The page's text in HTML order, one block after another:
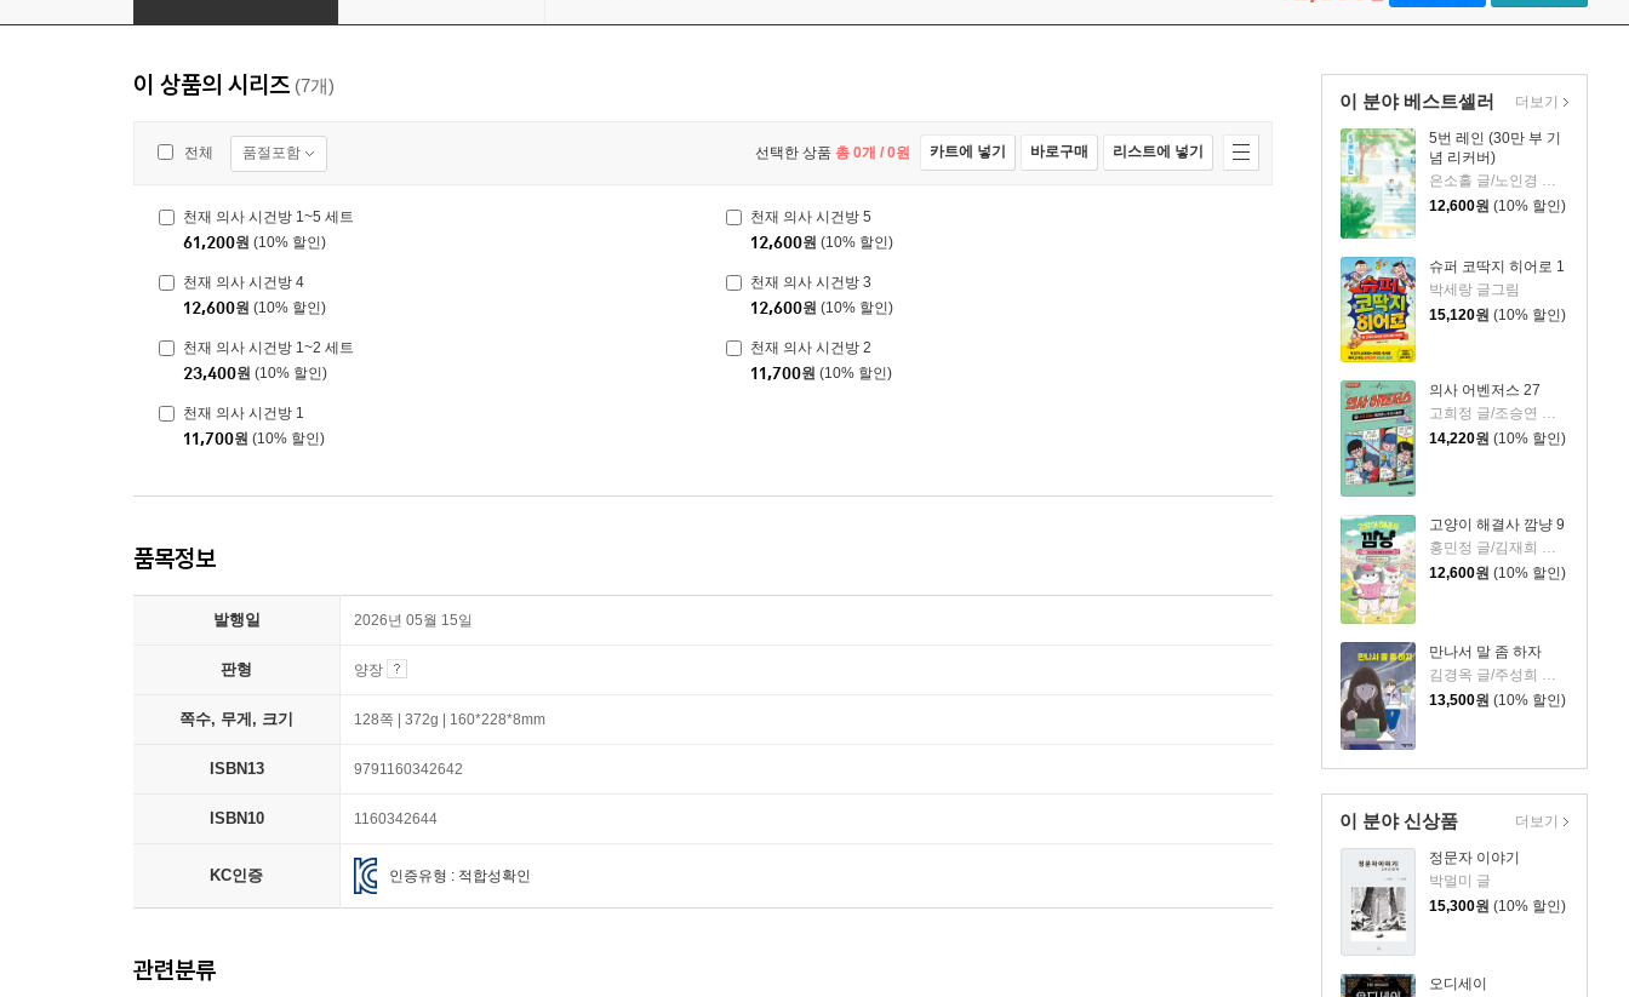
이 분야 베스트셀러
5번 레인 (30만 부 기
념 리커버)
은소홀 글/노인경 그림
12,600원 (10% 할인)
슈퍼 코딱지 히어로 1
박세랑 글그림
15,120원 (10% 할인)
의사 어벤저스 27
14,220원 (10% 할인)
고양이 해결사 깜냥 9
홍민정 글/김재희 그림
12,600원 (10% 할인)
만나서 말 좀 하자
김경옥 글/주성희 그림
13,500원 (10% 할인)
더보기
이 분야 신상품
정문자 이야기
박멀미 글
15,300원 (10% 할인)
오디세이
더보기
이 상품의 시리즈 (7개)
전체 품절포함 선택한 상품 총 0개 / 0원 카트에 넣기 바로구매 리스트에 넣기
천재 의사 시건방 1~5 세트
61,200원 (10% 할인)
천재 의사 시건방 5
12,600원 (10% 할인)
천재 의사 시건방 4
12,600원 (10% 할인)
천재 의사 시건방 3
12,600원 (10% 할인)
천재 의사 시건방 1~2 세트
23,400원 (10% 할인)
천재 의사 시건방 2
11,700원 (10% 할인)
천재 의사 시건방 1
11,700원 (10% 할인)
품목정보
발행일 2026년 05월 15일
판형 양장
쪽수, 무게, 크기 128쪽 | 372g | 160*228*8mm
ISBN13 9791160342642
ISBN10 1160342644
KC인증 인증유형 : 적합성확인
관련분류